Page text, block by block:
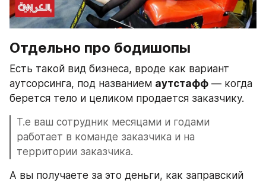
Отдельно про бодишопы
Есть такой вид бизнеса, вроде как вариант
аутсорсинга, под названием аутстафф — когда
берется тело и целиком продается заказчику.
Т.е ваш сотрудник месяцами и годами
работает в команде заказчика и на
территории заказчика.
А вы получаете за это деньги, как заправский